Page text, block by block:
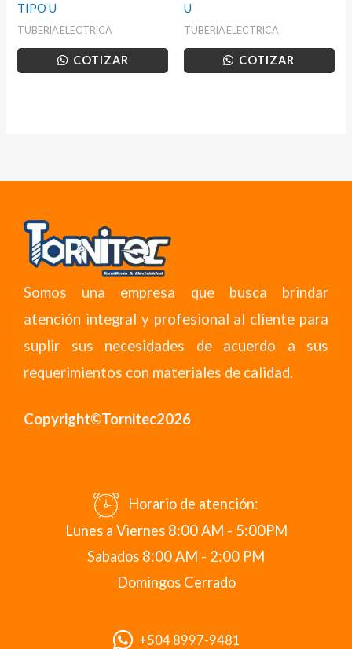
TIPO U
TUBERIA ELECTRICA
COTIZAR
U
TUBERIA ELECTRICA
COTIZAR
Somos una empresa que busca brindar
atención integral y profesional al cliente para
suplir sus necesidades de acuerdo a sus
requerimientos con materiales de calidad.
Copyright©Tornitec2026
Horario de atención:
Lunes a Viernes 8:00 AM - 5:00PM
Sabados 8:00 AM - 2:00 PM
Domingos Cerrado
+504 8997-9481